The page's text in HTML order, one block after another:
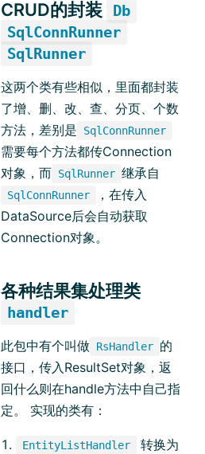
CRUD的封装
Db
SqlConnRunner
SqlRunner
这两个类有些相似，里面都封装
了增、删、改、查、分页、个数
方法，差别是
SqlConnRunner
需要每个方法都传Connection
对象，而 SqlRunner 继承自
SqlConnRunner
，在传入
DataSource后会自动获取
Connection对象。
各种结果集处理类
handler
此包中有个叫做 RsHandler 的
接口，传入ResultSet对象，返
回什么则在handle方法中自己指
定。 实现的类有：
EntityListHandler 转换为